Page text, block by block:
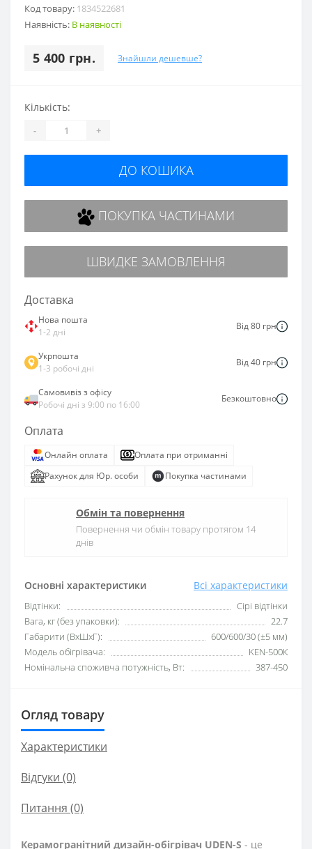
Код товару: 1834522681
Наявність: В наявності
5 400 грн. Знайшли дешевше?
Основні характеристики Всі характеристики
Відтінки:
Сірі відтінки
Вага, кг (без упаковки):
22.7
Габарити (ВхШхГ):
600/600/30 (±5 мм)
Модель обігрівача:
KEN-500К
Номінальна споживча потужність, Вт:
387-450
Кількість:
- +
ДО КОШИКА
ПОКУПКА ЧАСТИНАМИ
ШВИДКЕ ЗАМОВЛЕННЯ
Доставка
Нова пошта
1-2 дні
Від 80 грн
Укрпошта
1-3 робочі дні
Від 40 грн
Самовивіз з офісу
Робочі дні з 9:00 по 16:00
Безкоштовно
Оплата
Онлайн оплата
Оплата при отриманні
Рахунок для Юр. особи
Покупка частинами
Обмін та повернення
Повернення чи обмін товару протягом 14
днів
Огляд товару
Характеристики
Відгуки (0)
Питання (0)
Керамогранітний дизайн-обігрівач UDEN-S - це